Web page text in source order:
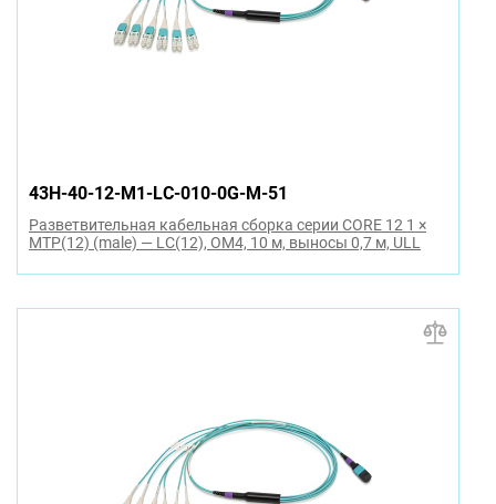
43H-40-12-M1-LC-010-0G-M-51
Разветвительная кабельная сборка серии CORE 12 1 ×
MTP(12) (male) — LC(12), OM4, 10 м, выносы 0,7 м, ULL